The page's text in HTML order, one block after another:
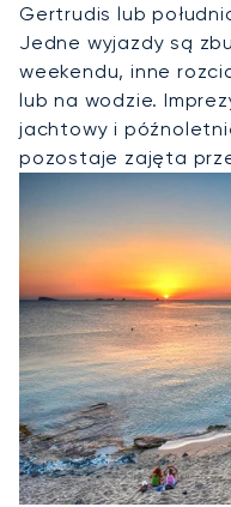
Gertrudis lub
Jedne wyjazdy są
weekendu, inne
lub na wodzie.
jachtowy i
pozostaje zajęta